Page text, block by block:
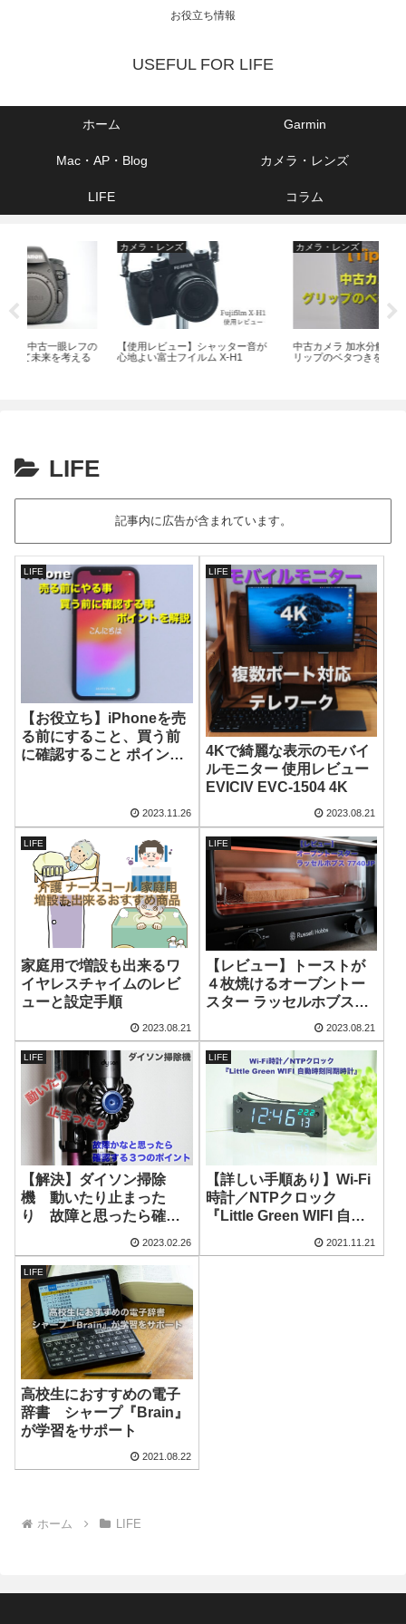
お役立ち情報
USEFUL FOR LIFE
ホーム Garmin
Mac・AP・Blog カメラ・レンズ
LIFE コラム
カメラ・レンズ
【使用レビュー】シャッター音が
心地よい富士フイルム X-H1
カメラ・レンズ
中古カメラ 加水分解で 劣化したグ
リップのベタつきを除去する方法
LIFE
記事内に広告が含まれています。
LIFE
【お役立ち】iPhoneを売
る前にすること、買う前
に確認すること ポイント
2023.11.26
LIFE
4Kで綺麗な表示のモバイ
ルモニター 使用レビュー
EVICIV EVC-1504 4K
2023.08.21
LIFE
家庭用で増設も出来るワ
イヤレスチャイムのレビ
ューと設定手順
2023.08.21
LIFE
【レビュー】トーストが
４枚焼けるオーブントー
スター ラッセルホブス
2023.08.21
LIFE
【解決】ダイソン掃除
機 動いたり止まった
り 故障と思ったら確認
2023.02.26
LIFE
【詳しい手順あり】Wi-Fi
時計／NTPクロック
『Little Green WIFI 自動
2021.11.21
LIFE
高校生におすすめの電子
辞書 シャープ『Brain』
が学習をサポート
2021.08.22
ホーム LIFE